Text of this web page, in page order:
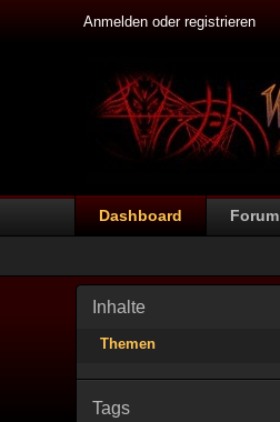
Anmelden oder registrieren
Dashboard Forum
Inhalte
Themen
Tags